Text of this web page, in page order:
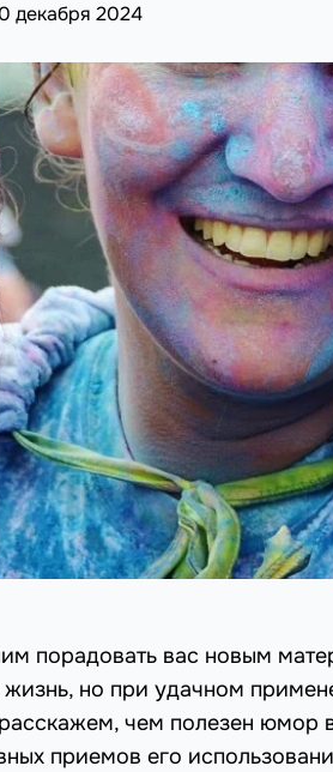
декабря 2024
порадовать вас новым
но при удачном
чем полезен юмор
приемов его